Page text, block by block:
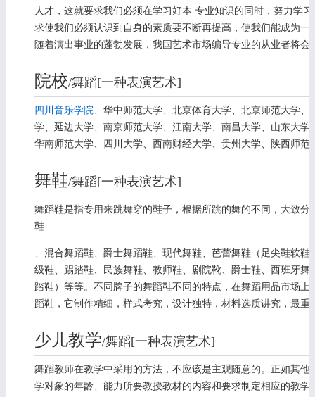
人才，这就要求我们必须在学习好本 专业知识的同时，努力学
求使我们必须认识到自身的素质要不断再提高，使我们能成为
随着演出事业的蓬勃发展，我国艺术市场编导专业的从业者将
院校/舞蹈[一种表演艺术]
四川音乐学院、华中师范大学、北京体育大学、北京师范大学
学、延边大学、南京师范大学、江南大学、南昌大学、山东大
华南师范大学、四川大学、西南财经大学、贵州大学、陕西师
舞鞋/舞蹈[一种表演艺术]
舞蹈鞋是指专用来跳舞穿的鞋子，根据所跳的舞的不同，大致分
鞋
、混合舞蹈鞋、爵士舞蹈鞋、现代舞鞋、芭蕾舞鞋（足尖鞋软鞋
级鞋、踢踏鞋、民族舞鞋、教师鞋、剧院靴、爵士鞋、西班牙
踏鞋）等等。不同牌子的舞蹈鞋不同的特点，在舞蹈用品市场
蹈鞋，它制作精细，样式考究，设计独特，材料选质讲究，最
少儿教学/舞蹈[一种表演艺术]
舞蹈教师在教学中采用的方法，不应该是主观随意的。正如其他
学对象的年龄、能力所要教授教材的内容和要求制定相应的教学